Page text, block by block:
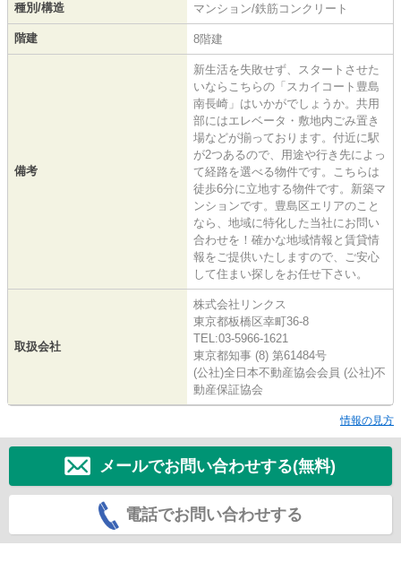
種別/構造 マンション/鉄筋コンクリート
階建 8階建
備考
新生活を失敗せず、スタートさせた
いならこちらの「スカイコート豊島
南長崎」はいかがでしょうか。共用
部にはエレベータ・敷地内ごみ置き
場などが揃っております。付近に駅
が2つあるので、用途や行き先によっ
て経路を選べる物件です。こちらは
徒歩6分に立地する物件です。新築マ
ンションです。豊島区エリアのこと
なら、地域に特化した当社にお問い
合わせを！確かな地域情報と賃貸情
報をご提供いたしますので、ご安心
して住まい探しをお任せ下さい。
取扱会社
株式会社リンクス
東京都板橋区幸町36-8
TEL:03-5966-1621
東京都知事 (8) 第61484号
(公社)全日本不動産協会会員 (公社)不
動産保証協会
情報の見方
メールでお問い合わせする(無料)
電話でお問い合わせする